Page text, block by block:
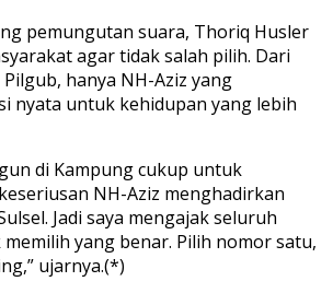
pemungutan suara, Thoriq Husler
agar tidak salah pilih. Dari
hanya NH-Aziz yang
nyata untuk kehidupan yang lebih
di Kampung cukup untuk
NH-Aziz menghadirkan
Jadi saya mengajak seluruh
yang benar. Pilih nomor satu,
ujarnya.(*)